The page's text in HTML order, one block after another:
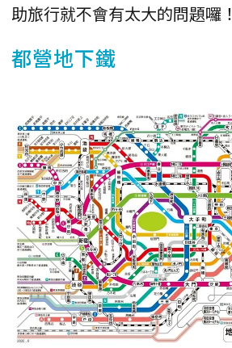
助旅行就不會有太大的問題囉！
都營地下鐵